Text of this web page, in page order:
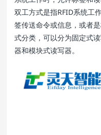
双工方式是指RFID系统工
签传送命令或信息，或者
式分类，可以分为固定式
器和模块式读写器。